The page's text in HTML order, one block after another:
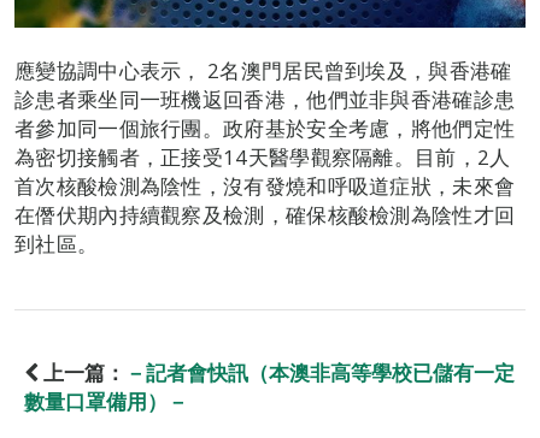
應變協調中心表示， 2名澳門居民曾到埃及，與香港確
診患者乘坐同一班機返回香港，他們並非與香港確診患
者參加同一個旅行團。政府基於安全考慮，將他們定性
為密切接觸者，正接受14天醫學觀察隔離。目前，2人
首次核酸檢測為陰性，沒有發燒和呼吸道症狀，未來會
在僭伏期內持續觀察及檢測，確保核酸檢測為陰性才回
到社區。
上一篇： －記者會快訊（本澳非高等學校已儲有一定
數量口罩備用）－